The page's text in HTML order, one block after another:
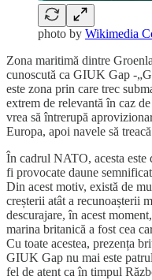
photo by Wikimedia
Zona maritimă dintre
cunoscută ca GIUK Gap -
este zona prin care trec
extrem de relevantă în caz
vrea să întrerupă
Europa, apoi navele să
În cadrul NATO, acesta este
fi provocate daune
Din acest motiv, există de
creșterii atât a recunoașterii
descurajare, în acest
marina britanică a fost cea
Cu toate acestea, prezența
GIUK Gap nu mai este
fel de atent ca în timpul